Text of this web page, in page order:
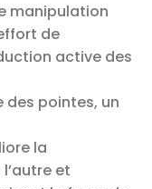
manipulation
de
active des
des pointes, un
la
et